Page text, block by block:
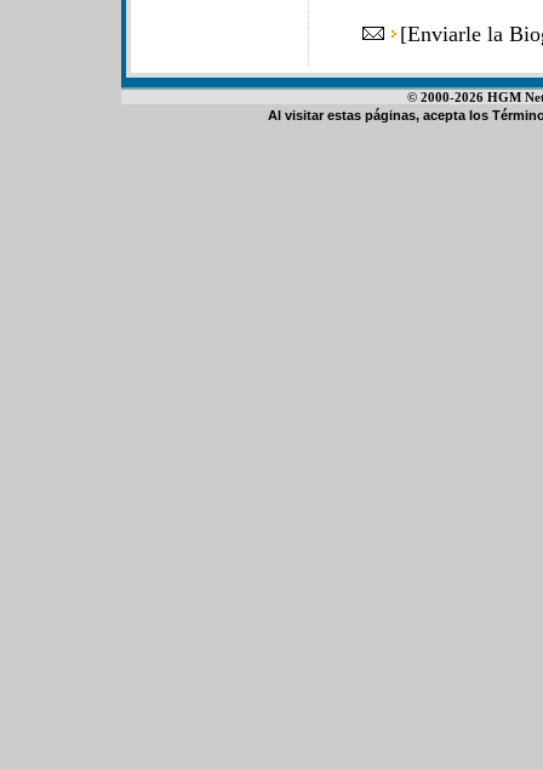
[Enviarle la
© 2000-2026 HGM
Al visitar estas páginas, acepta los